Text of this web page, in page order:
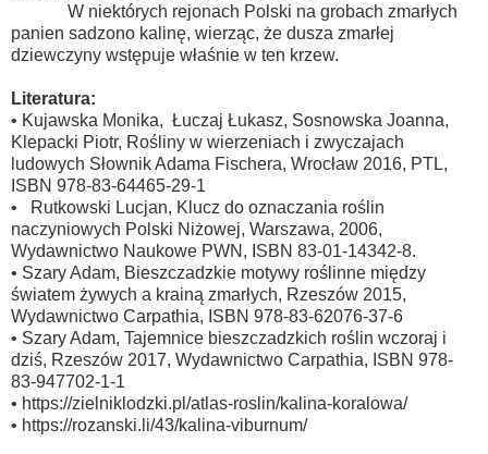
W niektórych rejonach Polski na grobach zmarłych
panien sadzono kalinę, wierząc, że dusza zmarłej
dziewczyny wstępuje właśnie w ten krzew.
Literatura:
• Kujawska Monika, Łuczaj Łukasz, Sosnowska Joanna,
Klepacki Piotr, Rośliny w wierzeniach i zwyczajach
ludowych Słownik Adama Fischera, Wrocław 2016, PTL,
ISBN 978-83-64465-29-1
•
Rutkowski Lucjan, Klucz do oznaczania roślin
naczyniowych Polski Niżowej, Warszawa, 2006,
Wydawnictwo Naukowe PWN, ISBN 83-01-14342-8.
• Szary Adam, Bieszczadzkie motywy roślinne między
światem żywych a krainą zmarłych, Rzeszów 2015,
Wydawnictwo Carpathia, ISBN 978-83-62076-37-6
• Szary Adam, Tajemnice bieszczadzkich roślin wczoraj i
dziś, Rzeszów 2017, Wydawnictwo Carpathia, ISBN 978-
83-947702-1-1
• https://zielniklodzki.pl/atlas-roslin/kalina-koralowa/
• https://rozanski.li/43/kalina-viburnum/